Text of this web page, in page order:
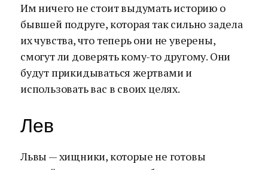
Им ничего не стоит выдумать историю о
бывшей подруге, которая так сильно задела
их чувства, что теперь они не уверены,
смогут ли доверять кому-то другому. Они
будут прикидываться жертвами и
использовать вас в своих целях.
Лев
Львы — хищники, которые не готовы